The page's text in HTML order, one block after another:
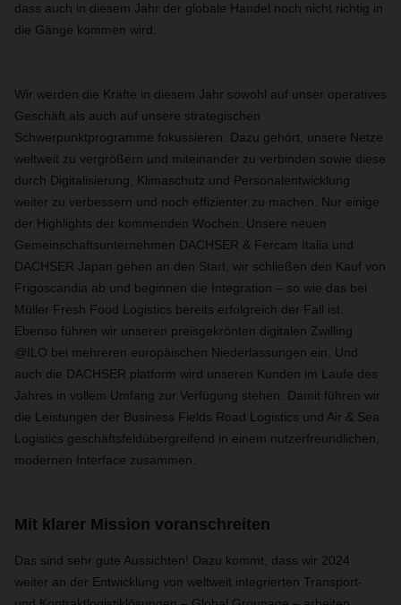
dass auch in diesem Jahr der globale Handel noch nicht richtig in
die Gänge kommen wird.
Wir werden die Kräfte in diesem Jahr sowohl auf unser operatives
Geschäft als auch auf unsere strategischen
Schwerpunktprogramme fokussieren: Dazu gehört, unsere Netze
weltweit zu vergrößern und miteinander zu verbinden sowie diese
durch Digitalisierung, Klimaschutz und Personalentwicklung
weiter zu verbessern und noch effizienter zu machen. Nur einige
der Highlights der kommenden Wochen: Unsere neuen
Gemeinschaftsunternehmen DACHSER & Fercam Italia und
DACHSER Japan gehen an den Start, wir schließen den Kauf von
Frigoscandia ab und beginnen die Integration – so wie das bei
Müller Fresh Food Logistics bereits erfolgreich der Fall ist.
Ebenso führen wir unseren preisgekrönten digitalen Zwilling
@ILO bei mehreren europäischen Niederlassungen ein. Und
auch die DACHSER platform wird unseren Kunden im Laufe des
Jahres in vollem Umfang zur Verfügung stehen. Damit führen wir
die Leistungen der Business Fields Road Logistics und Air & Sea
Logistics geschäftsfeldübergreifend in einem nutzerfreundlichen,
modernen Interface zusammen.
Mit klarer Mission voranschreiten
Das sind sehr gute Aussichten! Dazu kommt, dass wir 2024
weiter an der Entwicklung von weltweit integrierten Transport-